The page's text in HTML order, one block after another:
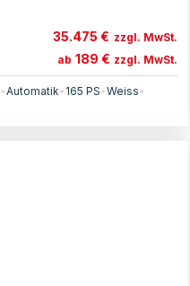
35.475 € zzgl. MwSt.
ab 189 € zzgl. MwSt.
•Automatik• 165 PS•Weiss•